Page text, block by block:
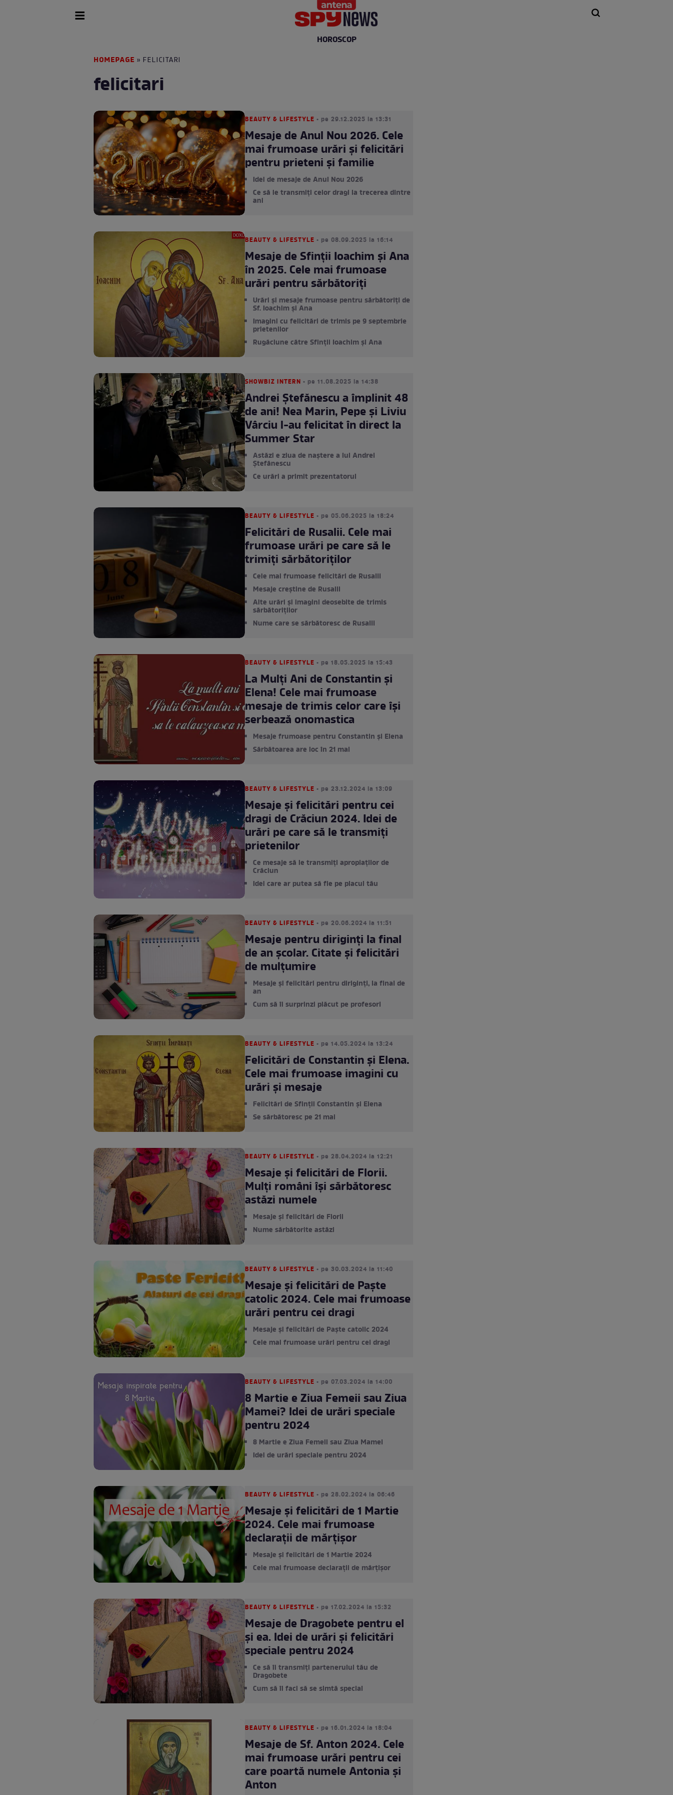
HOROSCOP
HOMEPAGE » FELICITARI
felicitari
BEAUTY & LIFESTYLE • pe 29.12.2025 la 13:31
Mesaje de Anul Nou 2026. Cele
mai frumoase urări şi felicitări
pentru prieteni şi familie
Idei de mesaje de Anul Nou 2026
Ce să le transmiți celor dragi la trecerea dintre
ani
BEAUTY & LIFESTYLE • pe 08.09.2025 la 16:14
Mesaje de Sfinții Ioachim și Ana
în 2025. Cele mai frumoase
urări pentru sărbătoriți
Urări și mesaje frumoase pentru sărbătoriți de
Sf. Ioachim și Ana
Imagini cu felicitări de trimis pe 9 septembrie
prietenilor
Rugăciune către Sfinții Ioachim și Ana
SHOWBIZ INTERN • pe 11.08.2025 la 14:38
Andrei Ștefănescu a împlinit 48
de ani! Nea Marin, Pepe și Liviu
Vârciu l-au felicitat în direct la
Summer Star
Astăzi e ziua de naștere a lui Andrei
Ștefănescu
Ce urări a primit prezentatorul
BEAUTY & LIFESTYLE • pe 05.06.2025 la 18:24
Felicitări de Rusalii. Cele mai
frumoase urări pe care să le
trimiți sărbătoriților
Cele mai frumoase felicitări de Rusalii
Mesaje creștine de Rusalii
Alte urări și imagini deosebite de trimis
sărbătoriților
Nume care se sărbătoresc de Rusalii
BEAUTY & LIFESTYLE • pe 18.05.2025 la 15:43
La Mulți Ani de Constantin și
Elena! Cele mai frumoase
mesaje de trimis celor care își
serbează onomastica
Mesaje frumoase pentru Constantin și Elena
Sărbătoarea are loc în 21 mai
BEAUTY & LIFESTYLE • pe 23.12.2024 la 13:09
Mesaje și felicitări pentru cei
dragi de Crăciun 2024. Idei de
urări pe care să le transmiți
prietenilor
Ce mesaje să le transmiți apropiaților de
Crăciun
Idei care ar putea să fie pe placul tău
BEAUTY & LIFESTYLE • pe 20.06.2024 la 11:51
Mesaje pentru diriginți la final
de an școlar. Citate și felicitări
de mulțumire
Mesaje și felicitări pentru diriginți, la final de
an
Cum să îi surprinzi plăcut pe profesori
BEAUTY & LIFESTYLE • pe 14.05.2024 la 13:24
Felicitări de Constantin și Elena.
Cele mai frumoase imagini cu
urări și mesaje
Felicitări de Sfinții Constantin și Elena
Se sărbătoresc pe 21 mai
BEAUTY & LIFESTYLE • pe 28.04.2024 la 12:21
Mesaje și felicitări de Florii.
Mulți români își sărbătoresc
astăzi numele
Mesaje și felicitări de Florii
Nume sărbătorite astăzi
BEAUTY & LIFESTYLE • pe 30.03.2024 la 11:40
Mesaje și felicitări de Paşte
catolic 2024. Cele mai frumoase
urări pentru cei dragi
Mesaje și felicitări de Paşte catolic 2024
Cele mai frumoase urări pentru cei dragi
BEAUTY & LIFESTYLE • pe 07.03.2024 la 14:00
8 Martie e Ziua Femeii sau Ziua
Mamei? Idei de urări speciale
pentru 2024
8 Martie e Ziua Femeii sau Ziua Mamei
Idei de urări speciale pentru 2024
BEAUTY & LIFESTYLE • pe 28.02.2024 la 06:46
Mesaje și felicitări de 1 Martie
2024. Cele mai frumoase
declaraţii de mărțișor
Mesaje și felicitări de 1 Martie 2024
Cele mai frumoase declaraţii de mărțișor
BEAUTY & LIFESTYLE • pe 17.02.2024 la 15:32
Mesaje de Dragobete pentru el
și ea. Idei de urări și felicitări
speciale pentru 2024
Ce să îi transmiți partenerului tău de
Dragobete
Cum să îl faci să se simtă special
BEAUTY & LIFESTYLE • pe 16.01.2024 la 18:04
Mesaje de Sf. Anton 2024. Cele
mai frumoase urări pentru cei
care poartă numele Antonia și
Anton